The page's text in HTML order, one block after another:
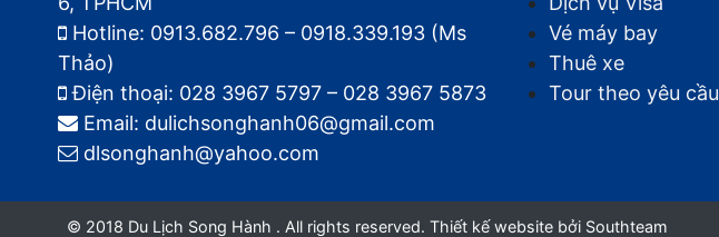
Hotline: 0913.682.796 – 0918.339.193 (Ms
Thảo)
Điện thoại: 028 3967 5797 – 028 3967 5873
Email: dulichsonghanh06@gmail.com
dlsonghanh@yahoo.com
Vé máy bay
Thuê xe
Tour theo yêu cầu
© 2018 Du Lịch Song Hành . All rights reserved. Thiết kế website bởi Southteam